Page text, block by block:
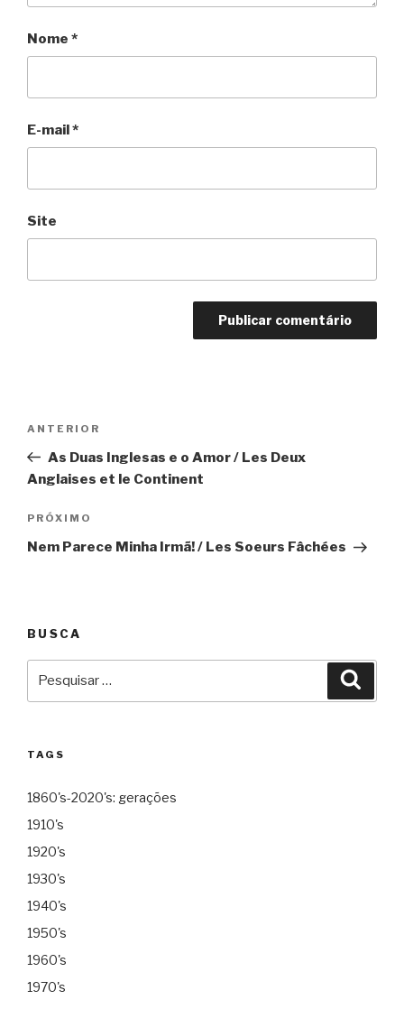
Nome *
E-mail*
Site
Post
Anterior
ANTERIOR
As Duas Inglesas e o Amor / Les Deux
Anglaises et le Continent
Próximo
PRÓXIMO
Nem Parece Minha Irmã! / Les Soeurs Fâchées
BUSCA
TAGS
1860's-2020's: gerações
1910's
1920's
1930's
1940's
1950's
1960's
1970's